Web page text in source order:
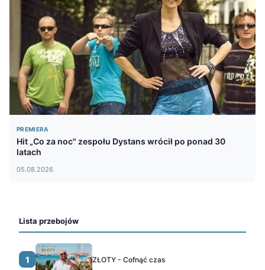
PREMIERA
Hit „Co za noc" zespołu Dystans wrócił po ponad 30
latach
05.08.2026
Lista przebojów
1 ZŁOTY - Cofnąć czas